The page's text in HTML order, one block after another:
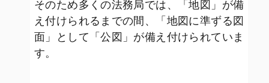
そのため多くの法務局では、「地図」が備
え付けられるまでの間、「地図に準ずる図
面」として「公図」が備え付けられていま
す。